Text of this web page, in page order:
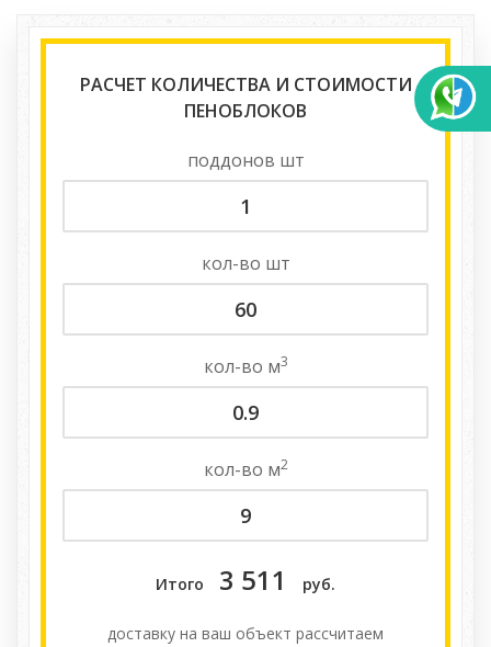
РАСЧЕТ КОЛИЧЕСТВА И СТОИМОСТИ
ПЕНОБЛОКОВ
поддонов шт
кол-во шт
кол-во м3
кол-во м2
Итого 3 511 руб.
доставку на ваш объект расcчитаем